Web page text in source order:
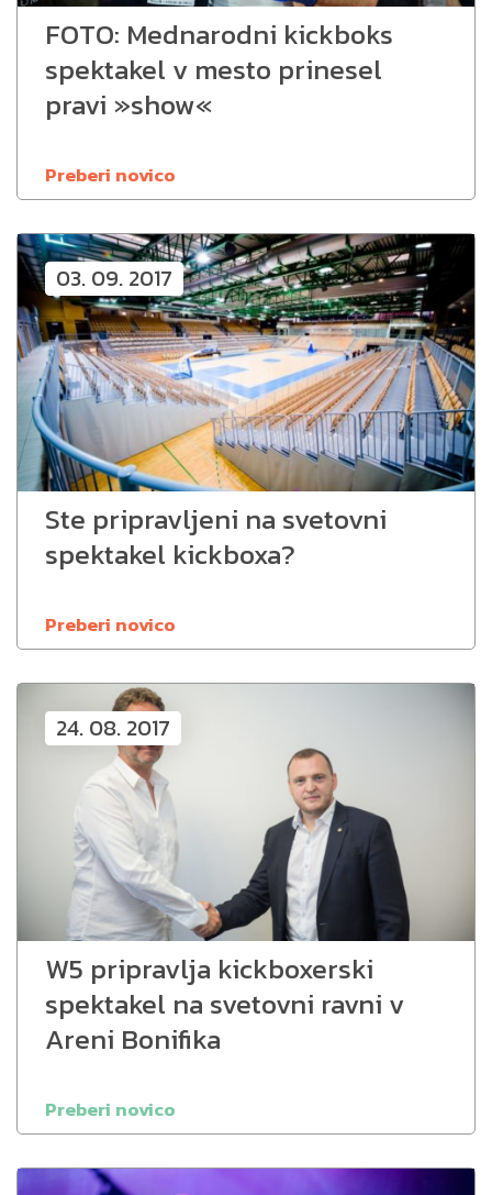
FOTO: Mednarodni kickboks
spektakel v mesto prinesel
pravi »show«
Preberi novico
03. 09. 2017
Ste pripravljeni na svetovni
spektakel kickboxa?
Preberi novico
24. 08. 2017
W5 pripravlja kickboxerski
spektakel na svetovni ravni v
Areni Bonifika
Preberi novico